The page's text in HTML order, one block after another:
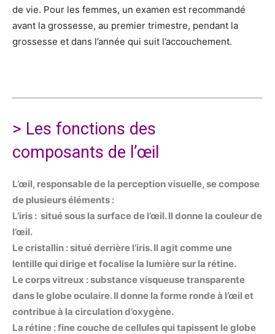
de vie. Pour les femmes, un examen est recommandé
avant la grossesse, au premier trimestre, pendant la
grossesse et dans l’année qui suit l’accouchement.
> Les fonctions des
composants de l’œil
L’œil, responsable de la perception visuelle, se compose
de plusieurs éléments :
L’iris : situé sous la surface de l’œil. Il donne la couleur de
l’œil.
Le cristallin : situé derrière l’iris. Il agit comme une
lentille qui dirige et focalise la lumière sur la rétine.
Le corps vitreux : substance visqueuse transparente
dans le globe oculaire. Il donne la forme ronde à l’œil et
contribue à la circulation d’oxygène.
La rétine : fine couche de cellules qui tapissent le globe